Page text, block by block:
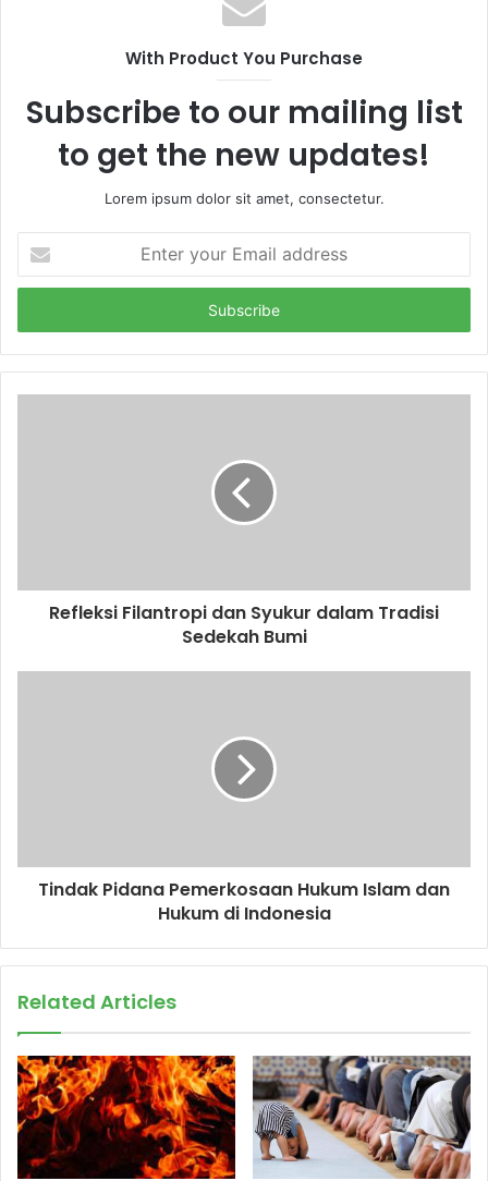
With Product You Purchase
Subscribe to our mailing list
to get the new updates!
Lorem ipsum dolor sit amet, consectetur.
t
r
y
Refleksi Filantropi dan Syukur dalam Tradisi
Sedekah Bumi
Tindak Pidana Pemerkosaan Hukum Islam dan
Hukum di Indonesia
Related Articles